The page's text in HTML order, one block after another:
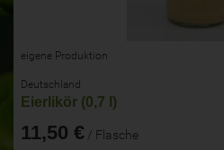
eigene Produktion
Deutschland
Eierlikör (0,7 l)
11,50 € / Flasche